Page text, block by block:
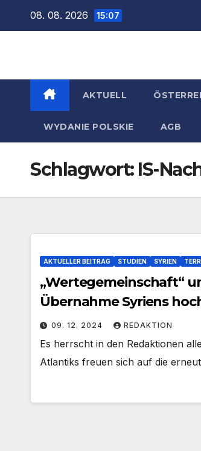
08. 08. 2026 15:07
AKTUELL
WYDANIE POLSKIE AGB
Schlagwort: IS-
AKTUELLER BEITRAG STUDIEN SYRIEN
„Wertegemeinschaft“
Übernahme Syriens
09. 12. 2024 REDAKTION
Es herrscht in den Redaktionen
Atlantiks freuen sich auf die